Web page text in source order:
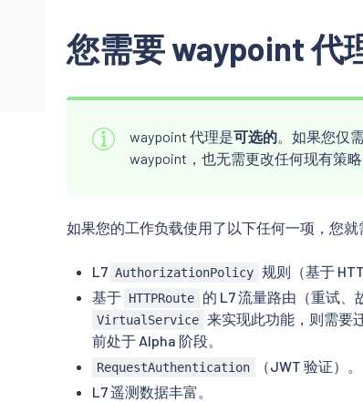
您需要 waypoint 代
waypoint 代理是可选的。如果您仅
waypoint，也无需更改任何现有策略
如果您的工作负载使用了以下任何一项，您就
L7 AuthorizationPolicy 规则（基于
基于 HTTPRoute 的 L7 流量路由（重试
VirtualService 来实现此功能，则需要
前处于 Alpha 阶段。
RequestAuthentication
（JWT 验证）。
L7 遥测数据丰富。